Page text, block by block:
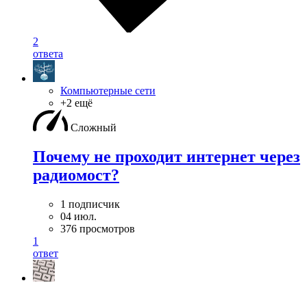
2
ответа
Компьютерные сети
+2 ещё
Сложный
Почему не проходит интернет через
радиомост?
1 подписчик
04 июл.
376 просмотров
1
ответ